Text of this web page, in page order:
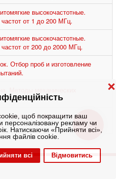
щоб покращити ваш
персоналізовану рекламу чи
Натискаючи «Прийняти всі»,
файлів cookie.
всі Відмовитись
❌
высокочастотные.
от 1 до 200 МГц.
высокочастотные.
от 200 до 2000 МГц.
Отбор проб и изготовление
с различной формой графита.
КНОПКА
ЗВ'ЯЗКУ